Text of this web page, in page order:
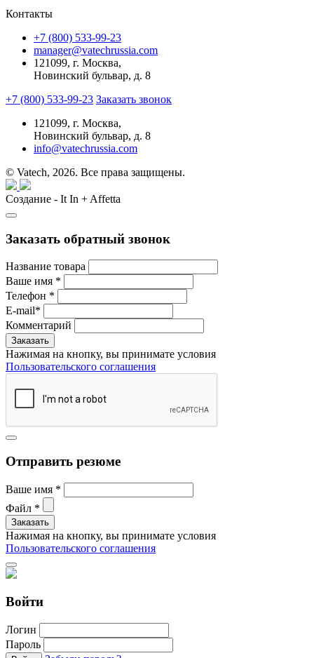
Контакты
+7 (800) 533-99-23
manager@vatechrussia.com
121099, г. Москва,
Новинский бульвар, д. 8
+7 (800) 533-99-23 Заказать звонок
121099, г. Москва,
Новинский бульвар, д. 8
info@vatechrussia.com
© Vatech, 2026. Все права защищены.
Создание - It In + Affetta
Заказать обратный звонок
Название товара
Ваше имя *
Телефон *
E-mail*
Комментарий
Нажимая на кнопку, вы принимате условия
Пользовательского соглашения
Отправить резюме
Ваше имя *
Файл *
Нажимая на кнопку, вы принимате условия
Пользовательского соглашения
Войти
Логин
Пароль